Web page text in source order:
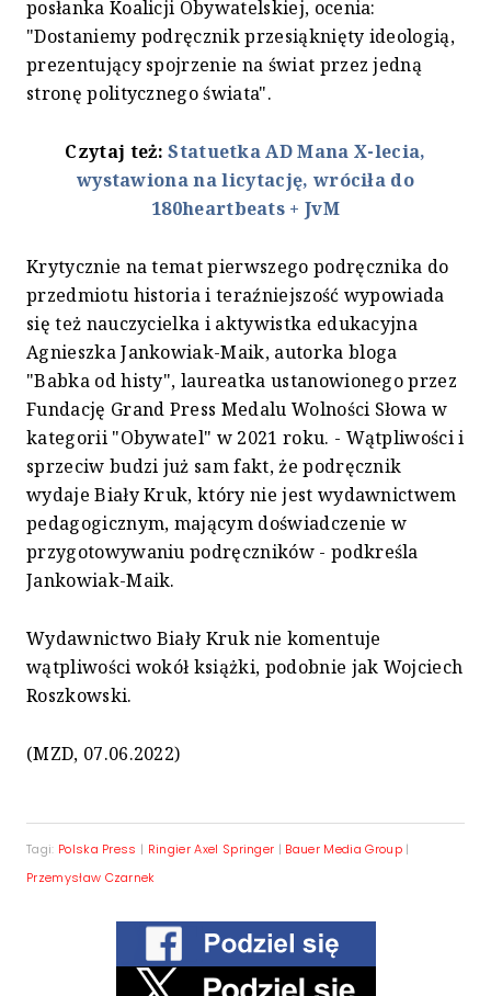
posłanka Koalicji Obywatelskiej, ocenia:
"Dostaniemy podręcznik przesiąknięty ideologią,
prezentujący spojrzenie na świat przez jedną
stronę politycznego świata".
Czytaj też:Statuetka AD Mana X-lecia,
wystawiona na licytację, wróciła do
180heartbeats + JvM
Krytycznie na temat pierwszego podręcznika do
przedmiotu historia i teraźniejszość wypowiada
się też nauczycielka i aktywistka edukacyjna
Agnieszka Jankowiak-Maik, autorka bloga
"Babka od histy", laureatka ustanowionego przez
Fundację Grand Press Medalu Wolności Słowa w
kategorii "Obywatel" w 2021 roku. - Wątpliwości i
sprzeciw budzi już sam fakt, że podręcznik
wydaje Biały Kruk, który nie jest wydawnictwem
pedagogicznym, mającym doświadczenie w
przygotowywaniu podręczników - podkreśla
Jankowiak-Maik.
Wydawnictwo Biały Kruk nie komentuje
wątpliwości wokół książki, podobnie jak Wojciech
Roszkowski.
(MZD, 07.06.2022)
Tagi: Polska Press | Ringier Axel Springer | Bauer Media Group|
Przemysław Czarnek